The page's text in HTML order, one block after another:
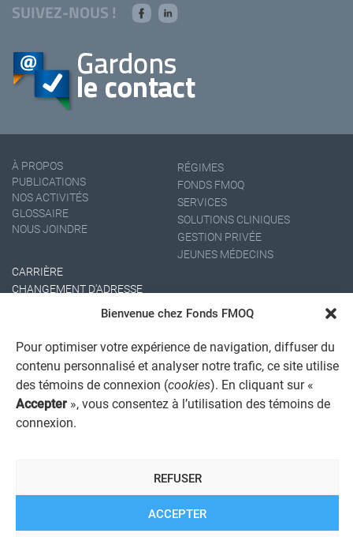
Bienvenue chez Fonds FMOQ
Pour optimiser votre expérience de navigation, diffuser du
contenu personnalisé et analyser notre trafic, ce site utilise
des témoins de connexion (cookies). En cliquant sur «
Accepter », vous consentez à l’utilisation des témoins de
connexion.
ACCEPTER
REFUSER
SUIVEZ-NOUS !
À PROPOS
PUBLICATIONS
NOS ACTIVITÉS
GLOSSAIRE
NOUS JOINDRE
RÉGIMES
FONDS FMOQ
SERVICES
SOLUTIONS CLINIQUES
GESTION PRIVÉE
JEUNES MÉDECINS
CARRIÈRE
CHANGEMENT D'ADRESSE
AVIS JURIDIQUE GÉNÉRAL
POLITIQUE DE TRAITEMENT DES PLAINTES
REGISTRE DES CONFLITS D'INTÉRÊTS